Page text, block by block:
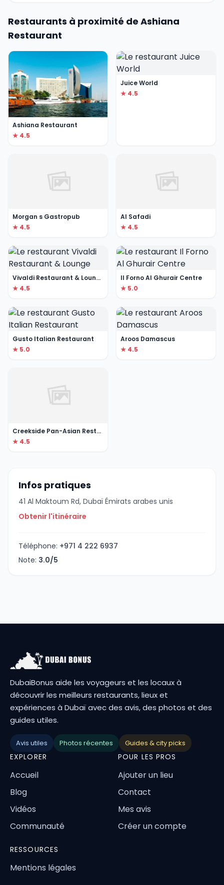
Restaurants à proximité de Ashiana
Restaurant
Ashiana Restaurant
★ 4.5
Juice World
★ 4.5
Morgan s Gastropub
★ 4.5
Al Safadi
★ 4.5
Vivaldi Restaurant & Lounge
★ 4.5
Il Forno Al Ghurair Centre
★ 5.0
Gusto Italian Restaurant
★ 5.0
Aroos Damascus
★ 4.5
Creekside Pan-Asian Restaurant
★ 4.5
Infos pratiques
41 Al Maktoum Rd, Dubaï Émirats arabes unis
Obtenir l'itinéraire
Téléphone: +971 4 222 6937
Note: 3.0/5
DubaiBonus aide les voyageurs et les locaux à
découvrir les meilleurs restaurants, lieux et
expériences à Dubaï avec des avis, des photos et des
guides utiles.
Avis utiles Photos récentes Guides & city picks
EXPLORER
Accueil
Blog
Vidéos
Communauté
POUR LES PROS
Ajouter un lieu
Contact
Mes avis
Créer un compte
RESSOURCES
Mentions légales